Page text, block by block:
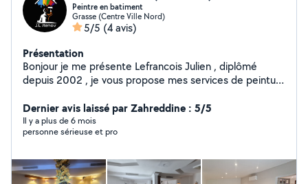
Peintre en batiment
Grasse (Centre Ville Nord)
5/5 (4 avis)
Présentation
Bonjour je me présente Lefrancois Julien , diplômé
depuis 2002 , je vous propose mes services de peinture
, moquette ,peinture décorative
Dernier avis laissé par Zahreddine : 5/5
Il y a plus de 6 mois
personne sérieuse et pro